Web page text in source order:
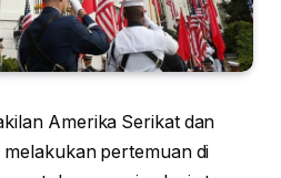
Amerika Serikat dan
pertemuan di